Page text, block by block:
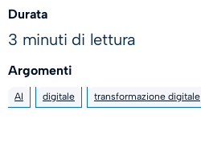
Durata
3 minuti di lettura
Argomenti
AI digitale transformazione digitale